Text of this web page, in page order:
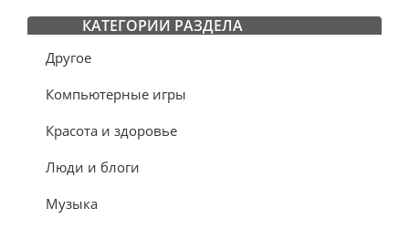
КАТЕГОРИИ РАЗДЕЛА
Другое
Компьютерные игры
Красота и здоровье
Люди и блоги
Музыка